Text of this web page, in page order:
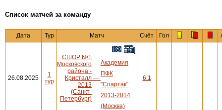
Cписок матчей за команду
Дата Тур Матч Счёт Гол
26.08.2025
1
тур
СШОР №1
Московского
района -
Кристалл
2013
(Санкт-
Петербург)
—
Академия
ПФК
"Спартак"
2013-2014
(Москва)
6:1